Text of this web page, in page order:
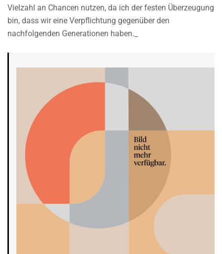
Vielzahl an Chancen nutzen, da ich der festen Überzeugung
bin, dass wir eine Verpflichtung gegenüber den
nachfolgenden Generationen haben._